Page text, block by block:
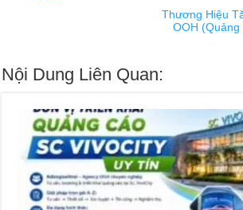
Thương Hiệu
OOH
Nội Dung Liên Quan: